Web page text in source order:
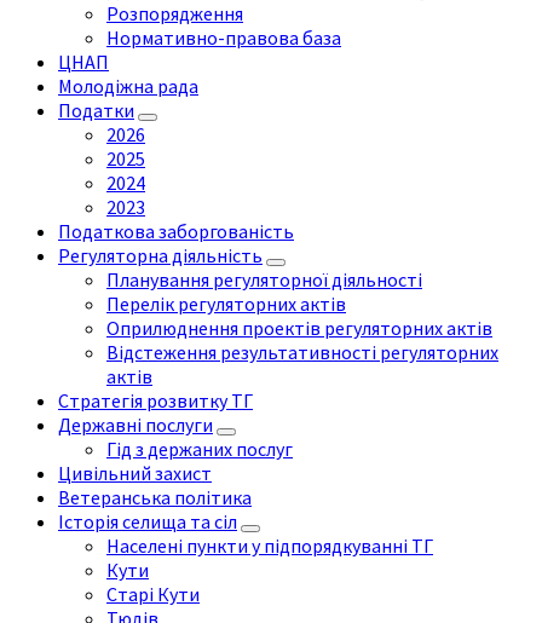
Розпорядження
Нормативно-правова база
ЦНАП
Молодіжна рада
Податки
2026
2025
2024
2023
Податкова заборгованість
Регуляторна діяльність
Планування регуляторної діяльності
Перелік регуляторних актів
Оприлюднення проектів регуляторних актів
Відстеження результативності регуляторних
актів
Стратегія розвитку ТГ
Державні послуги
Гід з держаних послуг
Цивільний захист
Ветеранська політика
Історія селища та сіл
Населені пункти у підпорядкуванні ТГ
Кути
Старі Кути
Тюдів